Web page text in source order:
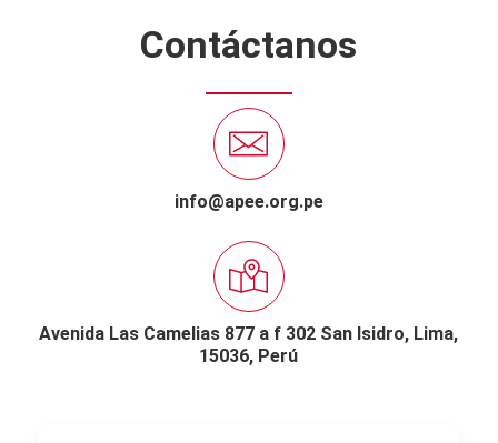
Contáctanos
info@apee.org.pe
Avenida Las Camelias 877 a f 302 San Isidro, Lima,
15036, Perú